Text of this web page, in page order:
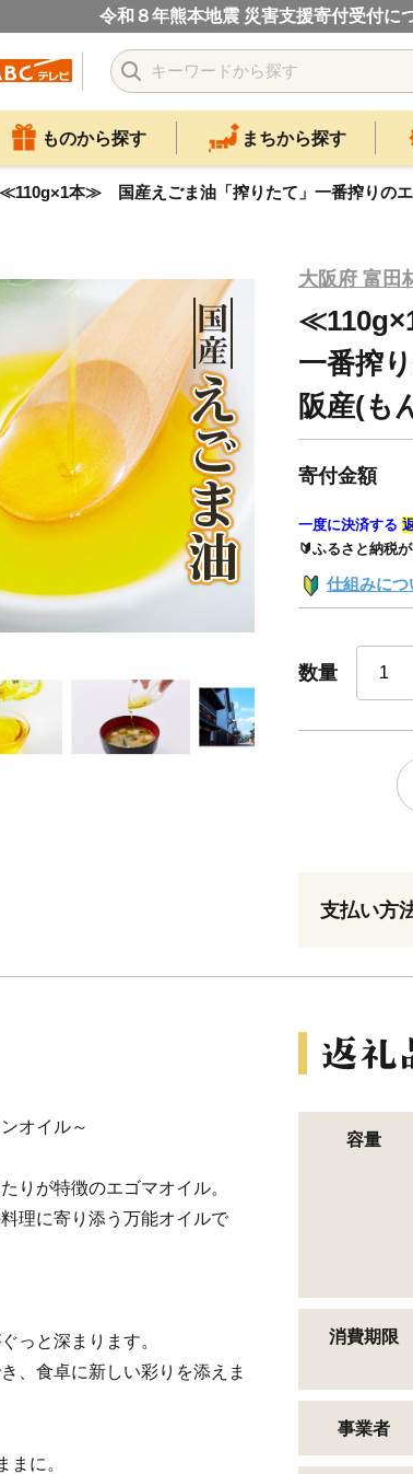
令和８年熊本地震 災害支援寄付受付に
ものから探す まちから探す
≪110g×1本≫ 国産えごま油「搾りたて」一番搾りのエ
大阪府 富田
一番搾
阪産(も
寄付金額
一度に決済する
🔰ふるさと納税
仕組みにつ
数量
支払い方
オイル～
りが特徴のエゴマオイル。
理に寄り添う万能オイルで
っと深まります。
、食卓に新しい彩りを添えま
まに。
容量
消費期限
事業者